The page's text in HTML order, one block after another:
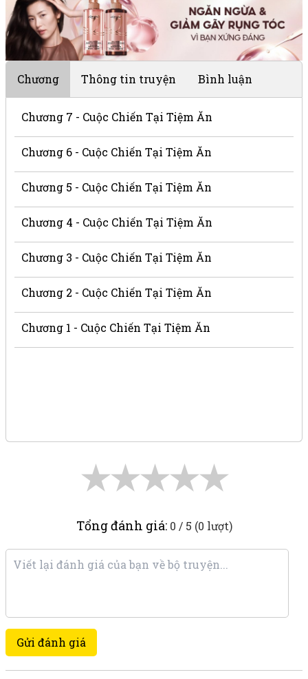
Chương Thông tin truyện Bình luận
Chương 7 - Cuộc Chiến Tại Tiệm Ăn
Chương 6 - Cuộc Chiến Tại Tiệm Ăn
Chương 5 - Cuộc Chiến Tại Tiệm Ăn
Chương 4 - Cuộc Chiến Tại Tiệm Ăn
Chương 3 - Cuộc Chiến Tại Tiệm Ăn
Chương 2 - Cuộc Chiến Tại Tiệm Ăn
Chương 1 - Cuộc Chiến Tại Tiệm Ăn
★
★
★
★
★
Tổng đánh giá: 0 / 5 (0 lượt)
Gửi đánh giá